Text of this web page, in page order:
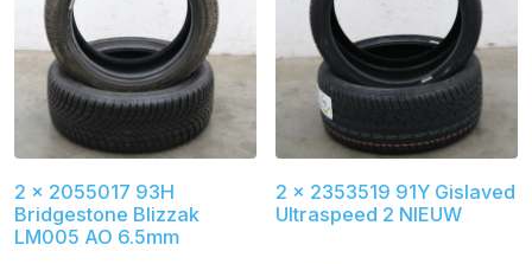
2 x 2055017 93H
Bridgestone Blizzak
LM005 AO 6.5mm
2 x 2353519 91Y Gislaved
Ultraspeed 2 NIEUW